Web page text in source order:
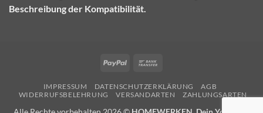
Beschreibung der Kompatibilität.
PayPal
IMPRESSUM DATENSCHUTZERKLÄRUNG
AGB
WIDERRUFSBELEHRUNG
VERSANDARTEN ZAHLUNGSARTEN